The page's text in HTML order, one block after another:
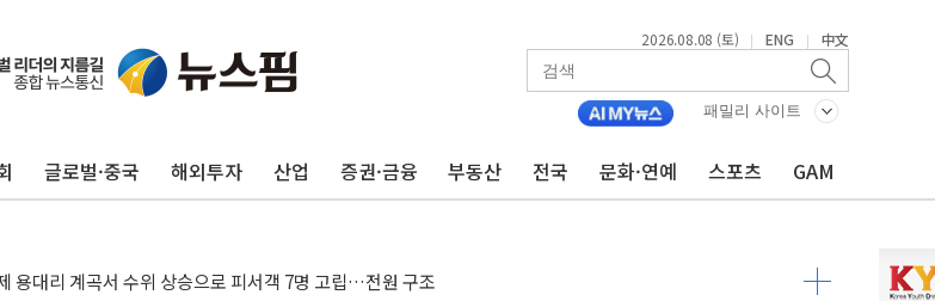
2026.08.08 (토) | ENG | 中文
패밀리 사이트
글로벌·중국 해외투자 산업 증권·금융 부동산 전국 문화·연예 스포츠 GAM
폭염에 온열질환 사망 23명…정부, 비상대응기구 가동
방위 아파트 부양, 수도 베이징도 부동산 규제 철폐
시, 11~14일 '별똥별 멍' 운영…페르세우스 유성우 관측